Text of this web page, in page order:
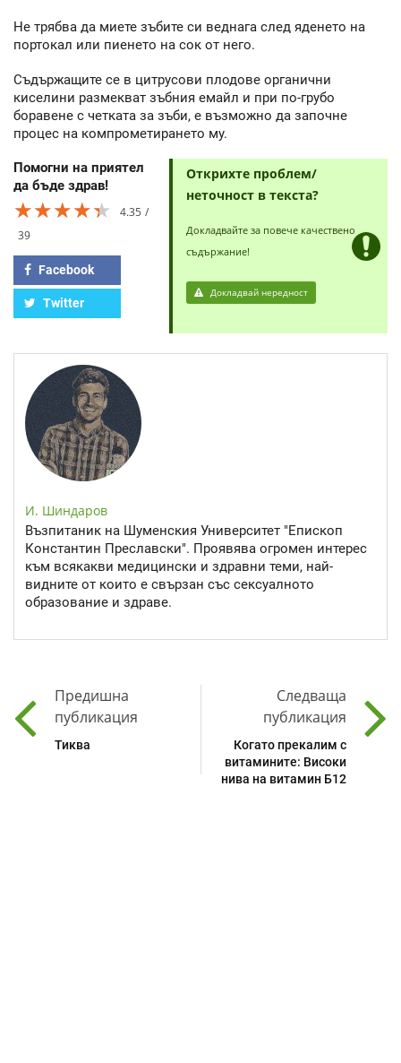
Не трябва да миете зъбите си веднага след яденето на
портокал или пиенето на сок от него.
Съдържащите се в цитрусови плодове органични
киселини размекват зъбния емайл и при по-грубо
боравене с четката за зъби, е възможно да започне
процес на компрометирането му.
Помогни на приятел
да бъде здрав!
★★★★★
★★★★★
★★★★★
4.35
39
Facebook
Twitter
Открихте проблем/
неточност в текста?
Докладвайте за повече качествено
съдържание!
Докладвай нередност
И. Шиндаров
Възпитаник на Шуменския Университет "Епископ
Константин Преславски". Проявява огромен интерес
към всякакви медицински и здравни теми, най-
видните от които е свързан със сексуалното
образование и здраве.
Предишна
публикация
Тиква
Следваща
публикация
Когато прекалим с
витамините: Високи
нива на витамин Б12